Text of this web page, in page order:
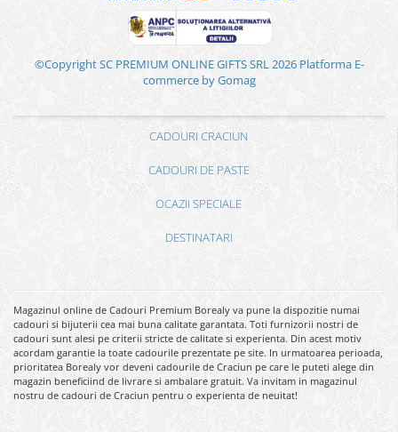
©Copyright SC PREMIUM ONLINE GIFTS SRL 2026 Platforma E-
commerce by Gomag
CADOURI CRACIUN
CADOURI DE PASTE
OCAZII SPECIALE
DESTINATARI
Magazinul online de Cadouri Premium Borealy va pune la dispozitie numai
cadouri si bijuterii cea mai buna calitate garantata. Toti furnizorii nostri de
cadouri sunt alesi pe criterii stricte de calitate si experienta. Din acest motiv
acordam garantie la toate cadourile prezentate pe site. In urmatoarea perioada,
prioritatea Borealy vor deveni cadourile de Craciun pe care le puteti alege din
magazin beneficiind de livrare si ambalare gratuit. Va invitam in magazinul
nostru de cadouri de Craciun pentru o experienta de neuitat!